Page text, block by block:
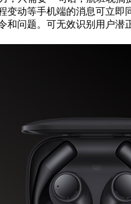
变动等手机端的消息可立即
和问题。可无效识别用户潜